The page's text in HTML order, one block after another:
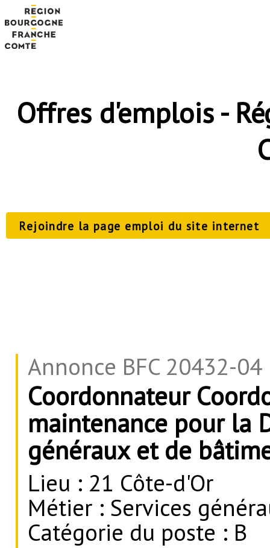
Offres d'emplois -
Rejoindre la page emploi du site internet
Annonce BFC 20432-04
Coordonnateur
maintenance pour la
généraux et de
Lieu : 21 Côte-d'Or
Métier : Services
Catégorie du poste : B